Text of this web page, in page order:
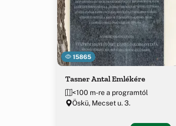
15865
Tasner Antal Emlékére
<100 m-re a programtól
Öskü, Mecset u. 3.